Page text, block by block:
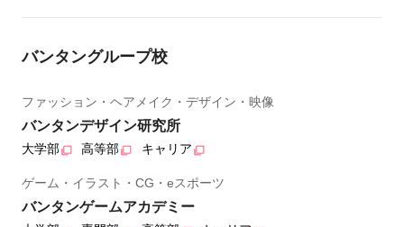
バンタングループ校
ファッション・ヘアメイク・デザイン・映像
バンタンデザイン研究所
大学部 高等部 キャリア
ゲーム・イラスト・CG・eスポーツ
バンタンゲームアカデミー